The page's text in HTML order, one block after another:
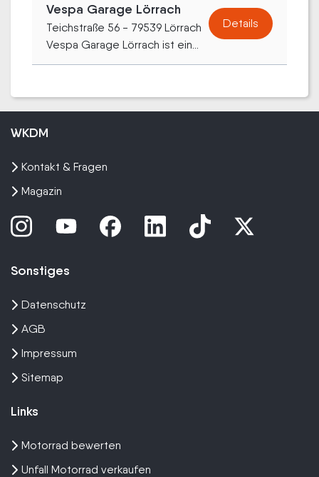
Vespa Garage Lörrach
Teichstraße 56 - 79539 Lörrach
Vespa Garage Lörrach ist ein...
Details
WKDM
Kontakt & Fragen
Magazin
Sonstiges
Datenschutz
AGB
Impressum
Sitemap
Links
Motorrad bewerten
Unfall Motorrad verkaufen